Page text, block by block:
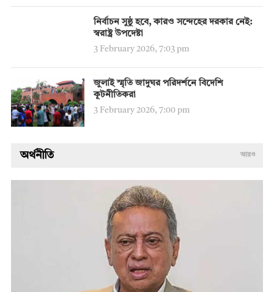
নির্বাচন সুষ্ঠু হবে, কারও সন্দেহের দরকার নেই:
স্বরাষ্ট্র উপদেষ্টা
3 February 2026, 7:03 pm
জুলাই স্মৃতি জাদুঘর পরিদর্শনে বিদেশি
কূটনীতিকরা
3 February 2026, 7:00 pm
অর্থনীতি আরও